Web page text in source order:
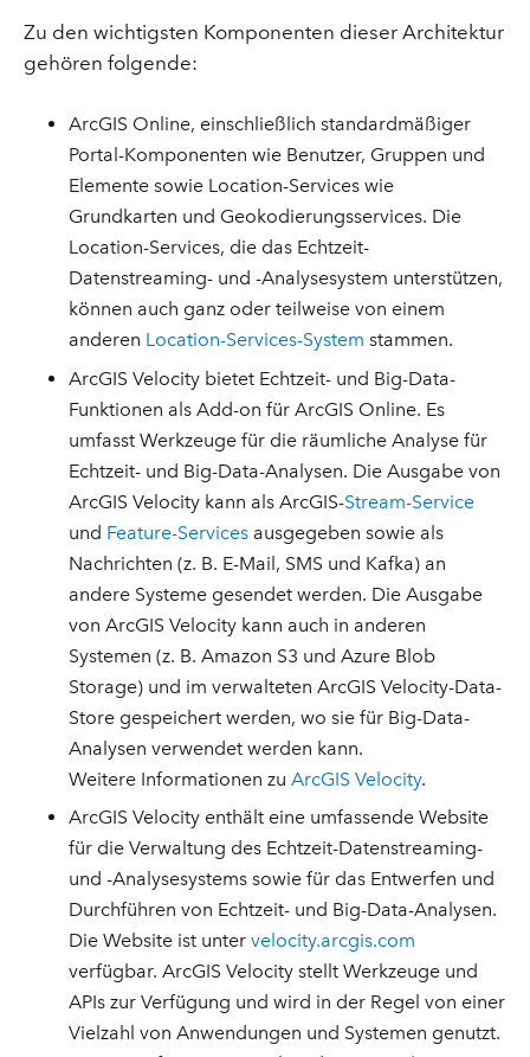
Zu den wichtigsten Komponenten dieser Architektur
gehören folgende:
ArcGIS Online, einschließlich standardmäßiger
Portal-Komponenten wie Benutzer, Gruppen und
Elemente sowie Location-Services wie
Grundkarten und Geokodierungsservices. Die
Location-Services, die das Echtzeit-
Datenstreaming- und -Analysesystem unterstützen,
können auch ganz oder teilweise von einem
anderen Location-Services-System stammen.
ArcGIS Velocity bietet Echtzeit- und Big-Data-
Funktionen als Add-on für ArcGIS Online. Es
umfasst Werkzeuge für die räumliche Analyse für
Echtzeit- und Big-Data-Analysen. Die Ausgabe von
ArcGIS Velocity kann als ArcGIS-Stream-Service
und Feature-Services ausgegeben sowie als
Nachrichten (z. B. E-Mail, SMS und Kafka) an
andere Systeme gesendet werden. Die Ausgabe
von ArcGIS Velocity kann auch in anderen
Systemen (z. B. Amazon S3 und Azure Blob
Storage) und im verwalteten ArcGIS Velocity-Data-
Store gespeichert werden, wo sie für Big-Data-
Analysen verwendet werden kann.
Weitere Informationen zuArcGIS Velocity.
ArcGIS Velocity enthält eine umfassende Website
für die Verwaltung des Echtzeit-Datenstreaming-
und -Analysesystems sowie für das Entwerfen und
Durchführen von Echtzeit- und Big-Data-Analysen.
Die Website ist untervelocity.arcgis.com
verfügbar. ArcGIS Velocity stellt Werkzeuge und
APIs zur Verfügung und wird in der Regel von einer
Vielzahl von Anwendungen und Systemen genutzt.